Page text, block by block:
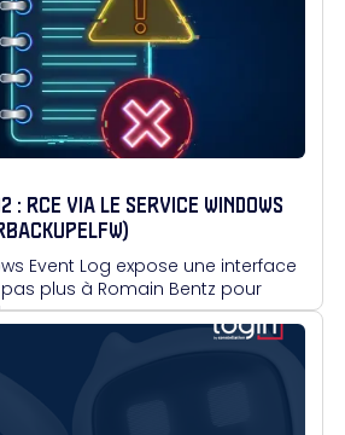
RCE VIA LE SERVICE WINDOWS
Event Log expose une interface
pas plus à Romain Bentz pour